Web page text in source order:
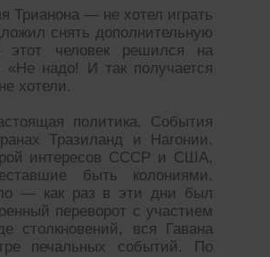
Трианона — не хотел играть
снять дополнительную
человек решился на
надо! И так получается
хотели.
политика. События
Тразиланд и Нагонии.
интересов СССР и США,
быть колониями.
— как раз в эти дни был
переворот с участием
столкновений, вся Гавана
печальных событий. По